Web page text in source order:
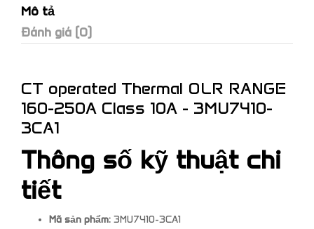
Mô tả
Đánh giá (0)
CT operated Thermal OLR RANGE
160-250A Class 10A - 3MU7410-
3CA1
Thông số kỹ thuật chi
tiết
Mã sản phẩm: 3MU7410-3CA1